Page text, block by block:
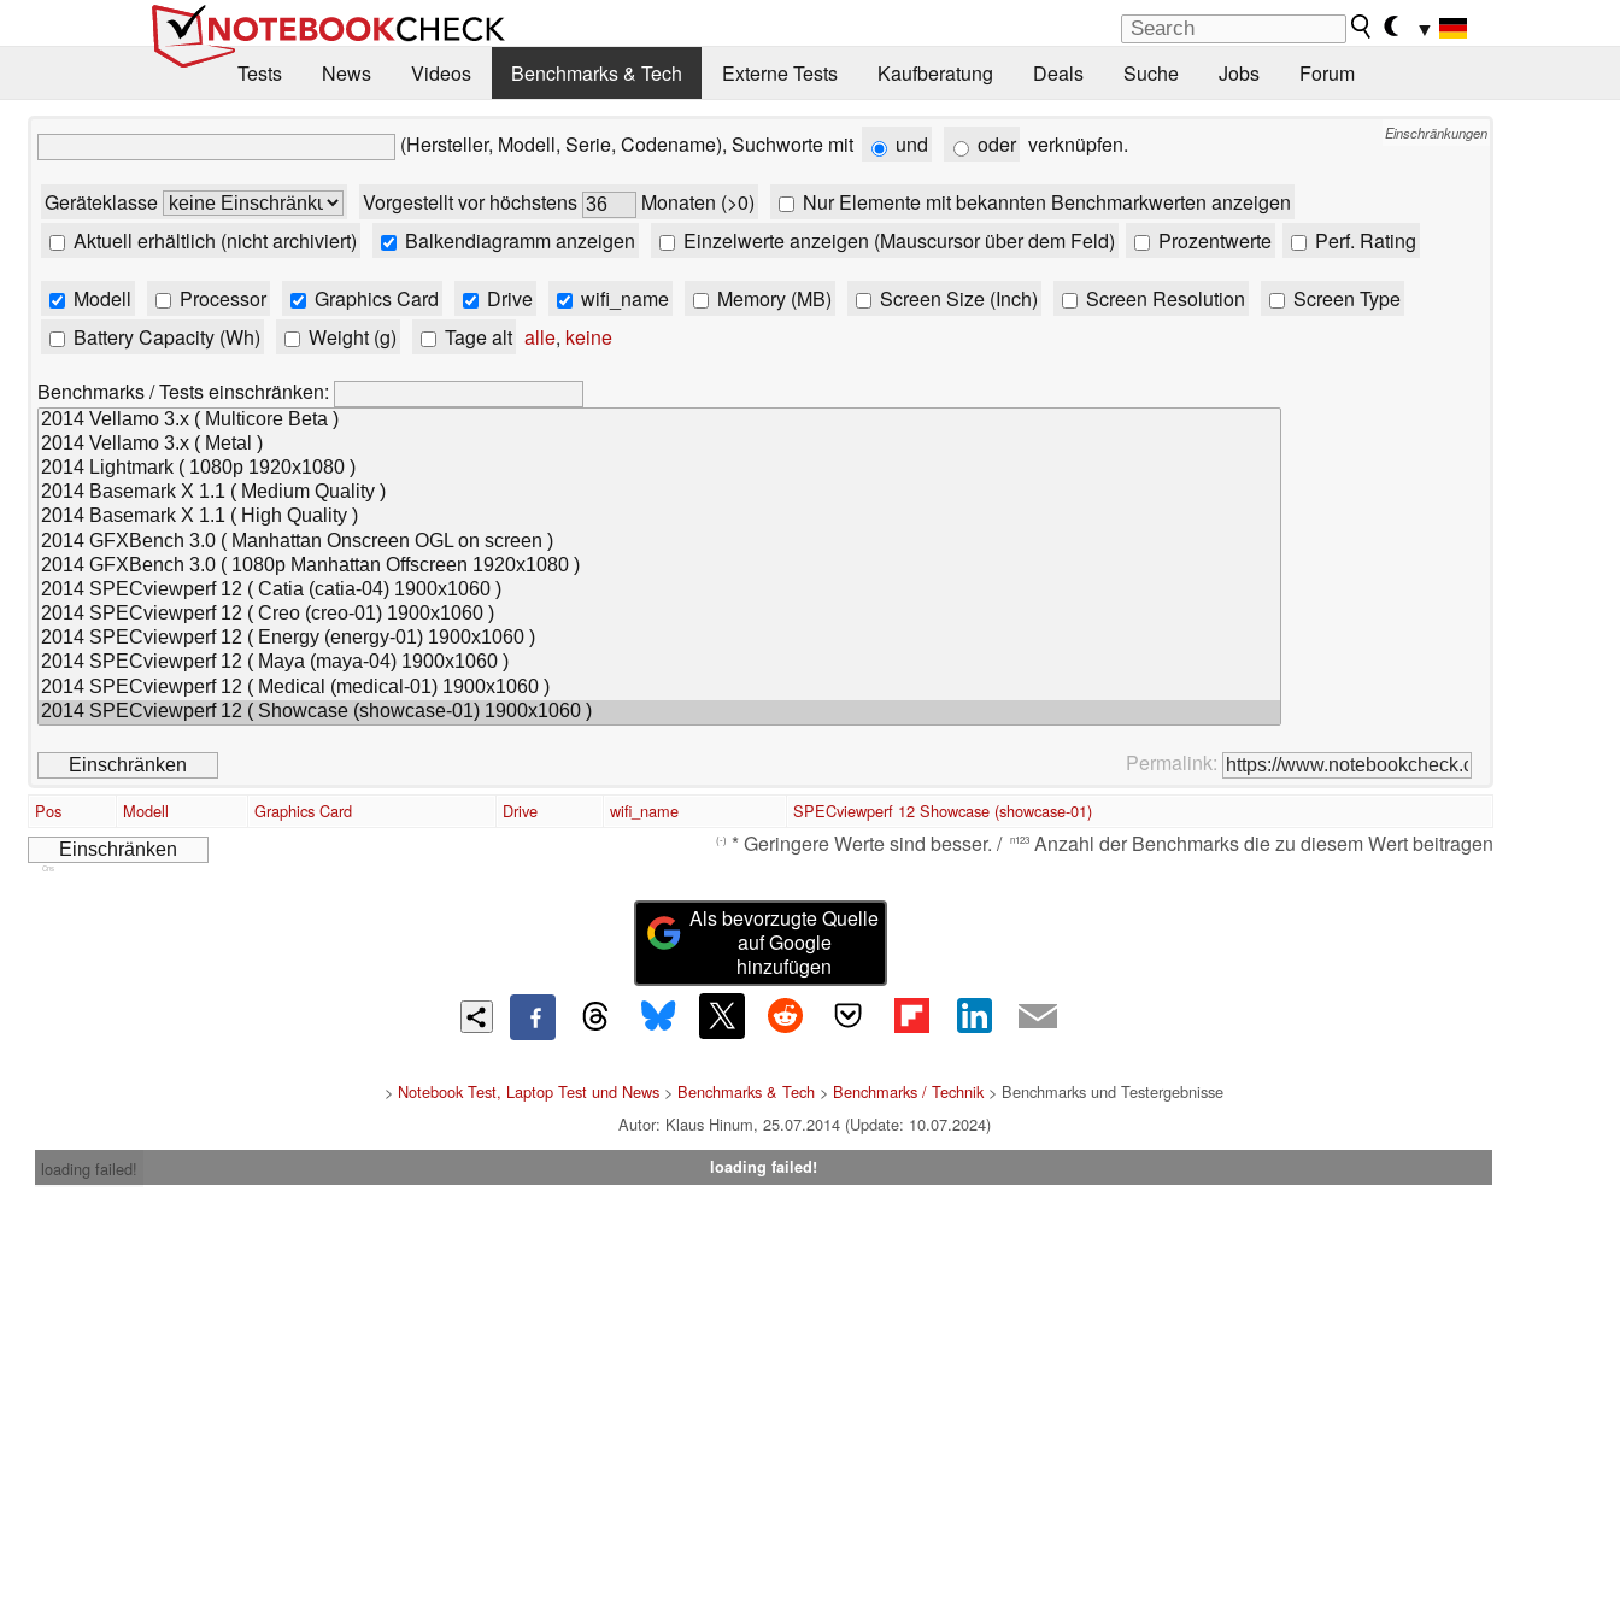
▼
Tests
News Videos Benchmarks & Tech Externe Tests Kaufberatung Deals Suche Jobs Forum
Einschränkungen
(Hersteller, Modell, Serie, Codename), Suchworte mit und oder verknüpfen.
Geräteklasse Vorgestellt vor höchstens Monaten (>0)
Nur Elemente mit bekannten Benchmarkwerten anzeigen
Aktuell erhältlich (nicht archiviert)
Balkendiagramm anzeigen Einzelwerte anzeigen (Mauscursor über dem Feld) Prozentwerte Perf. Rating
Modell Processor Graphics Card Drive wifi_name Memory (MB) Screen Size (Inch) Screen Resolution
Screen Type
Battery Capacity (Wh)
Weight (g) Tage alt alle, keine
Benchmarks / Tests einschränken:
Permalink:
Pos Modell Graphics Card Drive wifi_name SPECviewperf 12 Showcase (showcase-01)
(-) * Geringere Werte sind besser. / n123 Anzahl der Benchmarks die zu diesem Wert beitragen
Cns
Als bevorzugte Quelle
auf Google
hinzufügen
> Notebook Test, Laptop Test und News > Benchmarks & Tech > Benchmarks / Technik> Benchmarks und Testergebnisse
Autor: Klaus Hinum, 25.07.2014 (Update: 10.07.2024)
loading failed!
loading failed!